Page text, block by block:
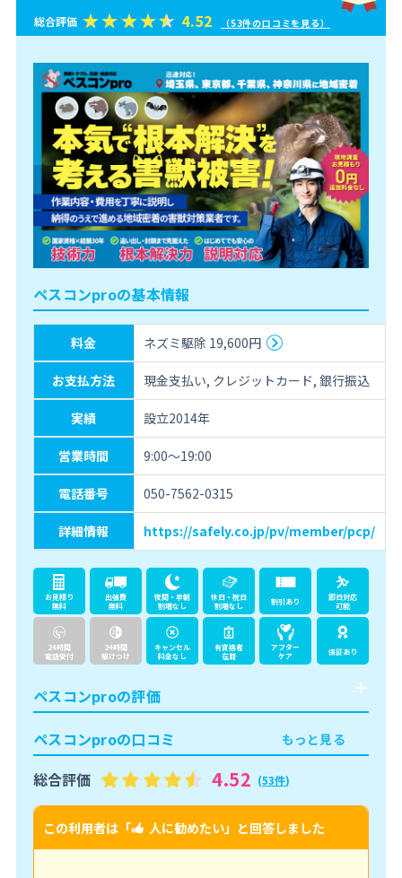
総合評価 4.52 （53件の口コミを見る）
ペスコンproの基本情報
料金 ネズミ駆除 19,600円
お支払方法 現金支払い, クレジットカード, 銀行振込
実績 設立2014年
営業時間 9:00～19:00
電話番号 050-7562-0315
詳細情報 https://safely.co.jp/pv/member/pcp/
お見積り
無料
出張費
無料
夜間・早朝
割増なし
休日・祝日
割増なし
割引あり
即日対応
可能
24時間
電話受付
24時間
駆けつけ
キャンセル
料金なし
有資格者
在籍
アフター
ケア
保証あり
ペスコンproの評価
ペスコンproの口コミ
もっと見る
総合評価 4.52 (53件)
この利用者は「 人に勧めたい」と回答しました